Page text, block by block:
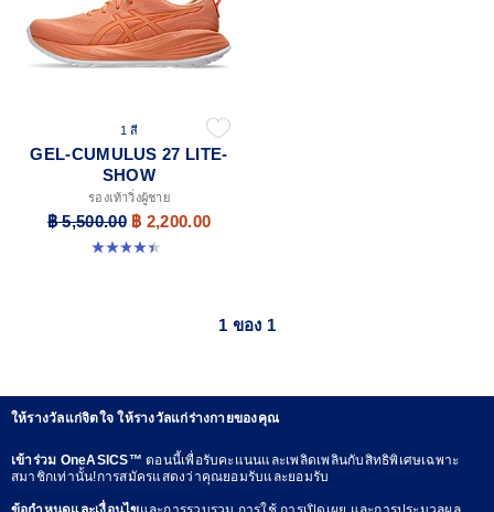
1 สี
GEL-CUMULUS 27 LITE-
SHOW
รองเท้าวิ่งผู้ชาย
฿ 5,500.00 ฿ 2,200.00
4.4 จาก 5 ดาว 12 รีวิว
1 ของ 1
ให้รางวัลแก่จิตใจ ให้รางวัลแก่ร่างกายของคุณ
เข้าร่วม OneASICS™ตอนนี้เพื่อรับคะแนนและเพลิดเพลินกับสิทธิพิเศษเฉพาะ
สมาชิกเท่านั้น!การสมัครแสดงว่าคุณยอมรับและยอมรับ